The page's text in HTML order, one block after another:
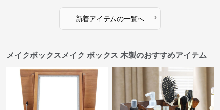
新着アイテムの一覧へ ›
メイクボックスメイク ボックス 木製のおすすめアイテム